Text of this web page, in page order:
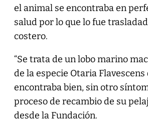
el animal se encontraba en
salud por lo que lo fue
costero.
“Se trata de un lobo marino
de la especie Otaria Flavescens
encontraba bien, sin otro
proceso de recambio de su
desde la Fundación.